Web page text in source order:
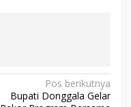
Pos berikutnya
Bupati Donggala Gelar